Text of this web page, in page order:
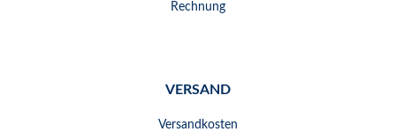
Rechnung
VERSAND
Versandkosten